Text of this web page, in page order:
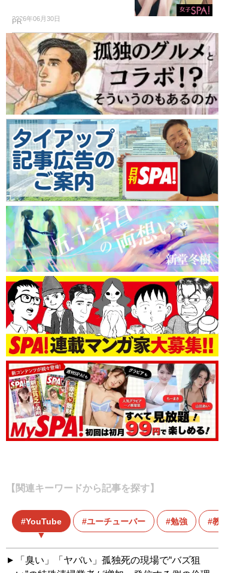
2026年06月30日
PR
【関連キーワードから記事を探す】
YouTube ユーチューバー 勉強 教養
「臭い」「ヤバい」孤独死の現場で“バズ狙